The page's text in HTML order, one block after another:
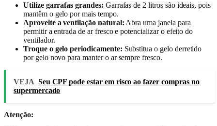
Utilize garrafas grandes: Garrafas de 2 litros são ideais, pois
mantêm o gelo por mais tempo.
Aproveite a ventilação natural: Abra uma janela para
permitir a entrada de ar fresco e potencializar o efeito do
ventilador.
Troque o gelo periodicamente: Substitua o gelo derretido
por gelo novo para manter o ar sempre fresco.
VEJA Seu CPF pode estar em risco ao fazer compras no
supermercado
Atenção: